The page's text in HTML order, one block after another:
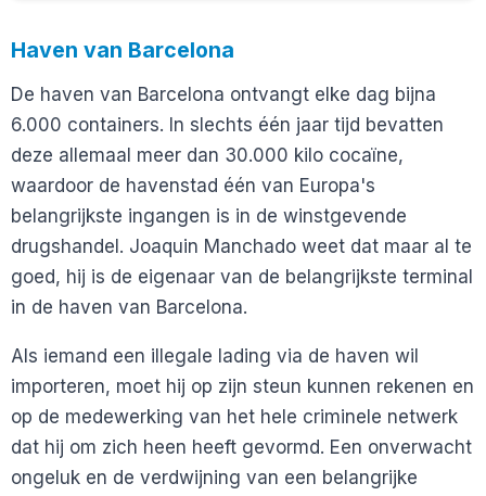
Haven van Barcelona
De haven van Barcelona ontvangt elke dag bijna
6.000 containers. In slechts één jaar tijd bevatten
deze allemaal meer dan 30.000 kilo cocaïne,
waardoor de havenstad één van Europa's
belangrijkste ingangen is in de winstgevende
drugshandel. Joaquin Manchado weet dat maar al te
goed, hij is de eigenaar van de belangrijkste terminal
in de haven van Barcelona.
Als iemand een illegale lading via de haven wil
importeren, moet hij op zijn steun kunnen rekenen en
op de medewerking van het hele criminele netwerk
dat hij om zich heen heeft gevormd. Een onverwacht
ongeluk en de verdwijning van een belangrijke